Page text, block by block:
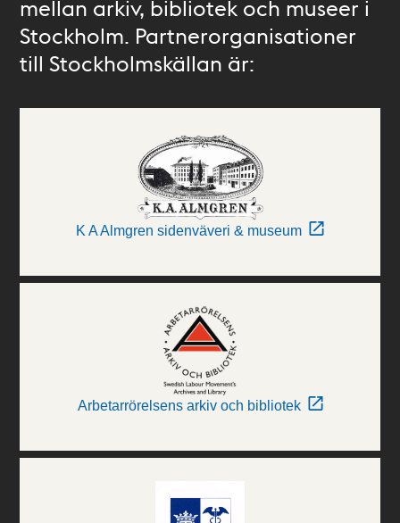
mellan arkiv, bibliotek och museer i
Stockholm. Partnerorganisationer
till Stockholmskällan är:
K A Almgren sidenväveri & museum
Arbetarrörelsens arkiv och bibliotek